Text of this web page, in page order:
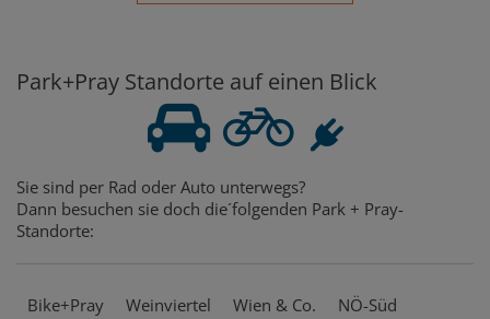
Park+Pray Standorte auf einen Blick
Sie sind per Rad oder Auto unterwegs?
Dann besuchen sie doch die´folgenden Park + Pray-
Standorte:
Bike+Pray Weinviertel Wien & Co. NÖ-Süd